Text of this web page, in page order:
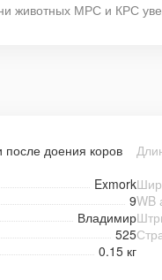
животных МРС и КРС
после доения коров
Exmork
9WB
Владимир
525
0.15 кг